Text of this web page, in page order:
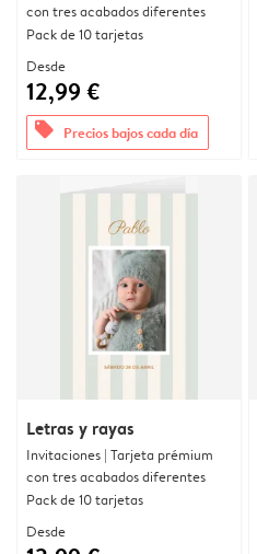
con tres acabados diferentes
Pack de 10 tarjetas
Desde
12,99 €
offers Precios bajos cada día
Letras y rayas
Invitaciones | Tarjeta prémium
con tres acabados diferentes
Pack de 10 tarjetas
Desde